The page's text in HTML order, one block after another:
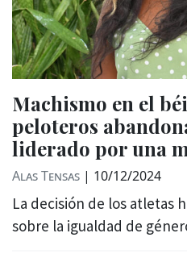
Machismo en el
peloteros
liderado por una
Alas Tensas | 10/12/2024
La decisión de los atletas
sobre la igualdad de